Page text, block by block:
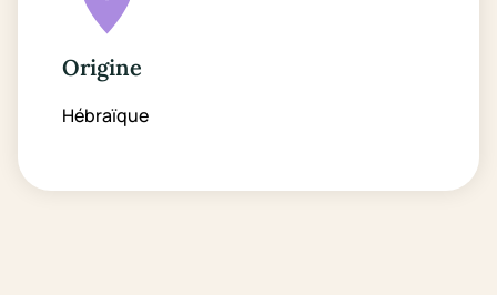
Origine
Hébraïque